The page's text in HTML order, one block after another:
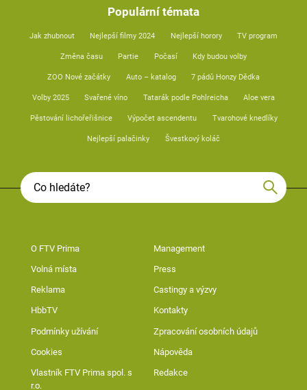
Populární témata
Jak zhubnout Nejlepší filmy 2024 Nejlepší horory TV program
Změna času Partie Počasí Kdy budou volby
ZOO Nové začátky Auto – katalog 7 pádů Honzy Dědka
Volby 2025 Svařené víno Tatarák podle Pohlreicha Aloe vera
Pěstování lichořeřišnice Výpočet ascendentu Tvarohové knedlíky
Nejlepší palačinky Švestkový koláč
O FTV Prima Management
Volná místa Press
Reklama Castingy a výzvy
HbbTV Kontakty
Podmínky užívání Zpracování osobních údajů
Cookies Nápověda
Vlastník FTV Prima spol. s
r.o.
Redakce